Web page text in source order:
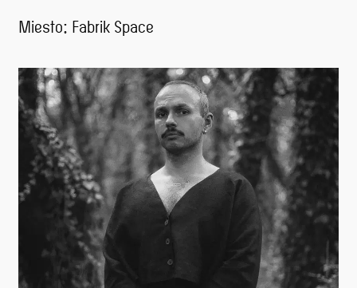
Miesto: Fabrik Space